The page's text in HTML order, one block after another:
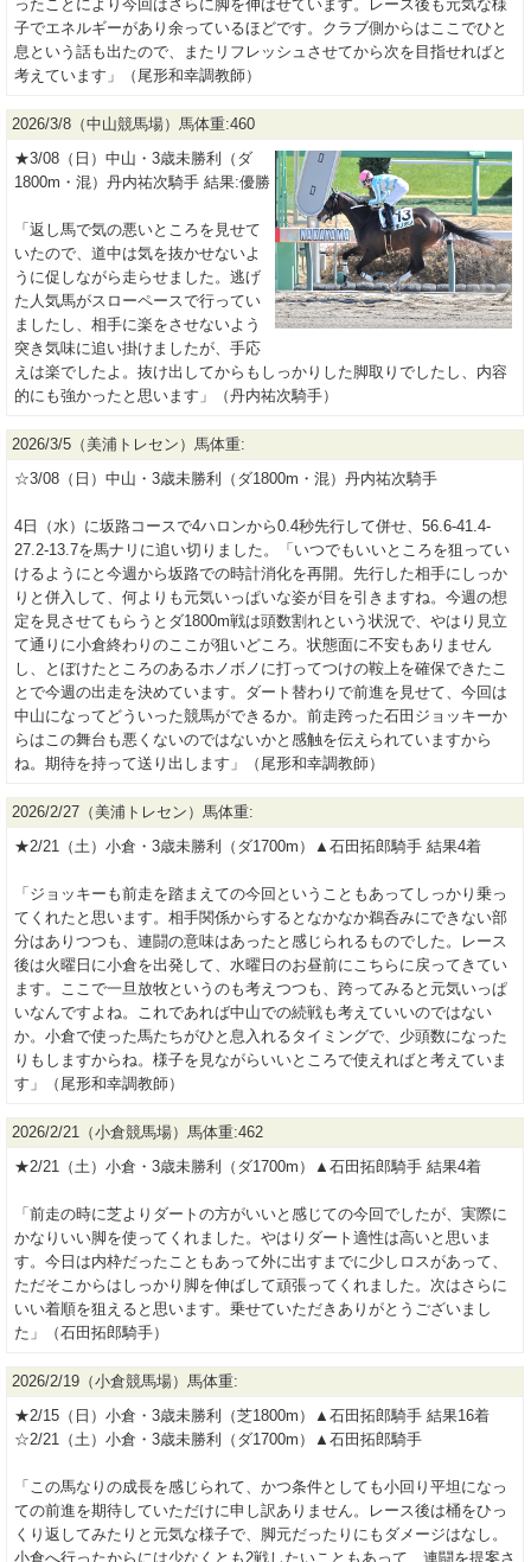
ったことにより今回はさらに脚を伸ばせています。レース後も元気な様
子でエネルギーがあり余っているほどです。クラブ側からはここでひと
息という話も出たので、またリフレッシュさせてから次を目指せればと
考えています」（尾形和幸調教師）
2026/3/8（中山競馬場）馬体重:460
★3/08（日）中山・3歳未勝利（ダ
1800m・混）丹内祐次騎手 結果:優勝
「返し馬で気の悪いところを見せて
いたので、道中は気を抜かせないよ
うに促しながら走らせました。逃げ
た人気馬がスローペースで行ってい
ましたし、相手に楽をさせないよう
突き気味に追い掛けましたが、手応
えは楽でしたよ。抜け出してからもしっかりした脚取りでしたし、内容
的にも強かったと思います」（丹内祐次騎手）
2026/3/5（美浦トレセン）馬体重:
☆3/08（日）中山・3歳未勝利（ダ1800m・混）丹内祐次騎手
4日（水）に坂路コースで4ハロンから0.4秒先行して併せ、56.6-41.4-
27.2-13.7を馬ナリに追い切りました。「いつでもいいところを狙ってい
けるようにと今週から坂路での時計消化を再開。先行した相手にしっか
りと併入して、何よりも元気いっぱいな姿が目を引きますね。今週の想
定を見させてもらうとダ1800m戦は頭数割れという状況で、やはり見立
て通りに小倉終わりのここが狙いどころ。状態面に不安もありません
し、とぼけたところのあるホノボノに打ってつけの鞍上を確保できたこ
とで今週の出走を決めています。ダート替わりで前進を見せて、今回は
中山になってどういった競馬ができるか。前走跨った石田ジョッキーか
らはこの舞台も悪くないのではないかと感触を伝えられていますから
ね。期待を持って送り出します」（尾形和幸調教師）
2026/2/27（美浦トレセン）馬体重:
★2/21（土）小倉・3歳未勝利（ダ1700m）▲石田拓郎騎手 結果4着
「ジョッキーも前走を踏まえての今回ということもあってしっかり乗っ
てくれたと思います。相手関係からするとなかなか鵜呑みにできない部
分はありつつも、連闘の意味はあったと感じられるものでした。レース
後は火曜日に小倉を出発して、水曜日のお昼前にこちらに戻ってきてい
ます。ここで一旦放牧というのも考えつつも、跨ってみると元気いっぱ
いなんですよね。これであれば中山での続戦も考えていいのではない
か。小倉で使った馬たちがひと息入れるタイミングで、少頭数になった
りもしますからね。様子を見ながらいいところで使えればと考えていま
す」（尾形和幸調教師）
2026/2/21（小倉競馬場）馬体重:462
★2/21（土）小倉・3歳未勝利（ダ1700m）▲石田拓郎騎手 結果4着
「前走の時に芝よりダートの方がいいと感じての今回でしたが、実際に
かなりいい脚を使ってくれました。やはりダート適性は高いと思いま
す。今日は内枠だったこともあって外に出すまでに少しロスがあって、
ただそこからはしっかり脚を伸ばして頑張ってくれました。次はさらに
いい着順を狙えると思います。乗せていただきありがとうございまし
た」（石田拓郎騎手）
2026/2/19（小倉競馬場）馬体重:
★2/15（日）小倉・3歳未勝利（芝1800m）▲石田拓郎騎手 結果16着
☆2/21（土）小倉・3歳未勝利（ダ1700m）▲石田拓郎騎手
「この馬なりの成長を感じられて、かつ条件としても小回り平坦になっ
ての前進を期待していただけに申し訳ありません。レース後は桶をひっ
くり返してみたりと元気な様子で、脚元だったりにもダメージはなし。
小倉へ行ったからには少なくとも2戦したいこともあって、連闘を提案さ